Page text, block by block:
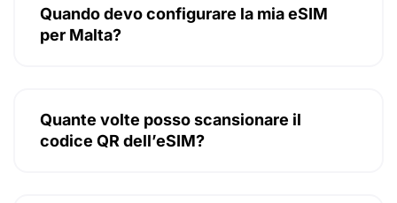
Quando devo configurare la mia eSIM
per Malta?
Quante volte posso scansionare il
codice QR dell’eSIM?